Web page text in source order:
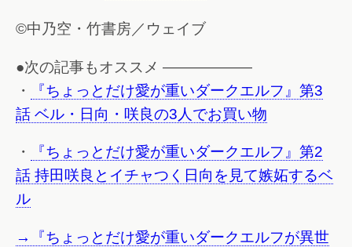
©中乃空・竹書房／ウェイブ
●次の記事もオススメ ——————
・
『ちょっとだけ愛が重いダークエルフ』第3
話 ベル・日向・咲良の3人でお買い物
・
『ちょっとだけ愛が重いダークエルフ』第2
話 持田咲良とイチャつく日向を見て嫉妬するベ
ル
→『ちょっとだけ愛が重いダークエルフが異世